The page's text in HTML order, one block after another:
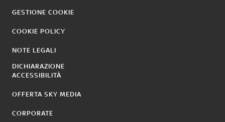
GESTIONE COOKIE
COOKIE POLICY
NOTE LEGALI
DICHIARAZIONE
ACCESSIBILITÀ
OFFERTA SKY MEDIA
CORPORATE